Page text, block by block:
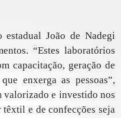
estadual João de Nadegi
“Estes laboratórios
capacitação, geração de
enxerga as pessoas”,
valorizado e investido nos
e de confecções seja